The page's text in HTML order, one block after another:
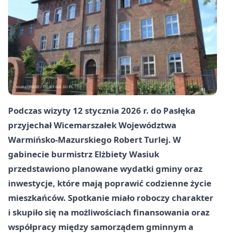
Podczas wizyty 12 stycznia 2026 r. do Pasłęka
przyjechałWicemarszałek Województwa
Warmińsko-Mazurskiego Robert Turlej. W
gabinecie burmistrz Elżbiety Wasiuk
przedstawiono planowane wydatki gminy oraz
inwestycje, które mają poprawić codzienne życie
mieszkańców. Spotkanie miało roboczy charakter
i skupiło się na możliwościach finansowania oraz
współpracy między samorządem gminnym a